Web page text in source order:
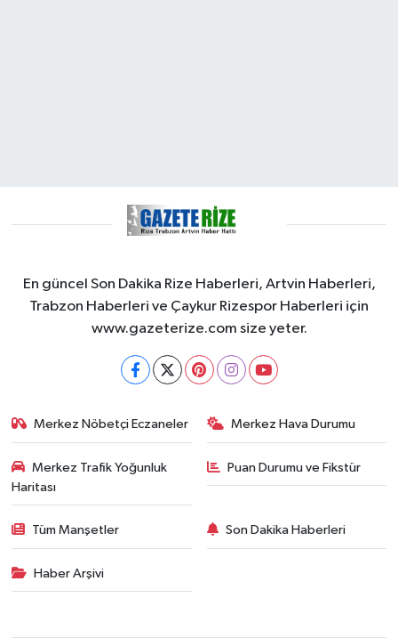
En güncel Son Dakika Rize Haberleri, Artvin Haberleri,
Trabzon Haberleri ve Çaykur Rizespor Haberleri için
www.gazeterize.com size yeter.
Merkez Nöbetçi Eczaneler Merkez Hava Durumu
Merkez Trafik Yoğunluk
Haritası
Puan Durumu ve Fikstür
Tüm Manşetler Son Dakika Haberleri
Haber Arşivi